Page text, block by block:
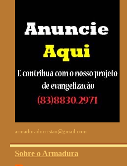
armaduradocristao@gmail.com
Sobre o Armadura